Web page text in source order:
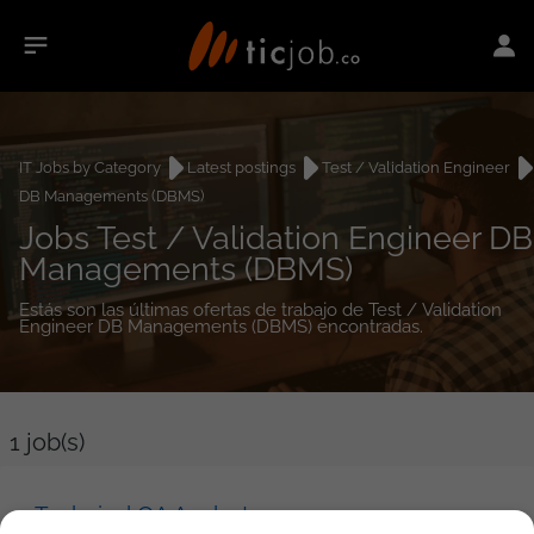
IT Jobs by Category Latest postings
Test / Validation Engineer
DB Managements (DBMS)
Jobs Test / Validation Engineer DB
Managements (DBMS)
Estás son las últimas ofertas de trabajo de Test / Validation
Engineer DB Managements (DBMS) encontradas.
1 job(s)
Technical QA Analyst